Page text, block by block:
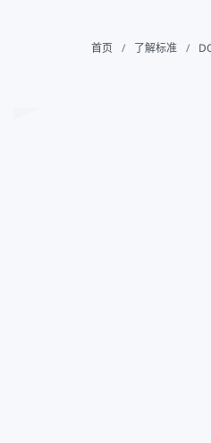
首页 了解标准